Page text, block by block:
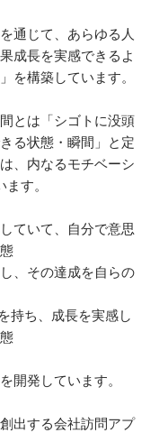
通じて、あらゆる人
成長を実感できるよ
を構築しています。
とは「シゴトに没頭
る状態・瞬間」と定
、内なるモチベーシ
す。
ていて、自分で意思
、その達成を自らの
持ち、成長を実感し
開発しています。
出する会社訪問アプ